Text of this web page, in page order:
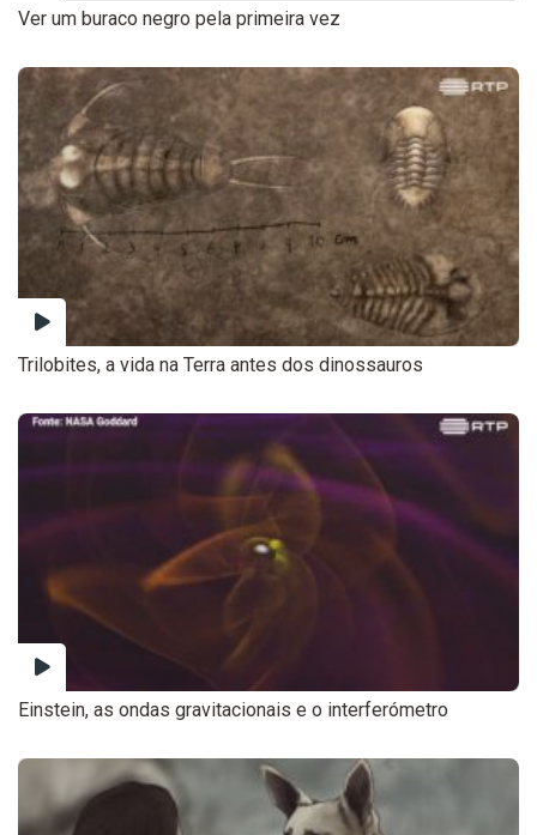
Ver um buraco negro pela primeira vez
Trilobites, a vida na Terra antes dos dinossauros
Einstein, as ondas gravitacionais e o interferómetro